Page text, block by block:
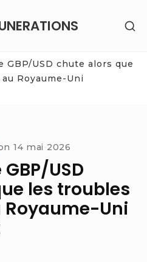
GBP/USD chute alors que
Royaume-Uni
14 mai 2026
USD
les troubles
Uni